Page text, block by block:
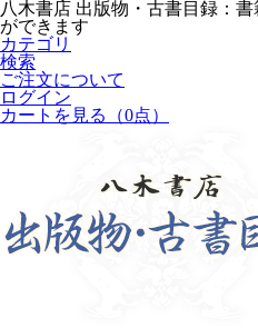
八木書店 出版物・古書目録：
ができます
カテゴリ
検索
ご注文について
ログイン
カートを見る
（0点）